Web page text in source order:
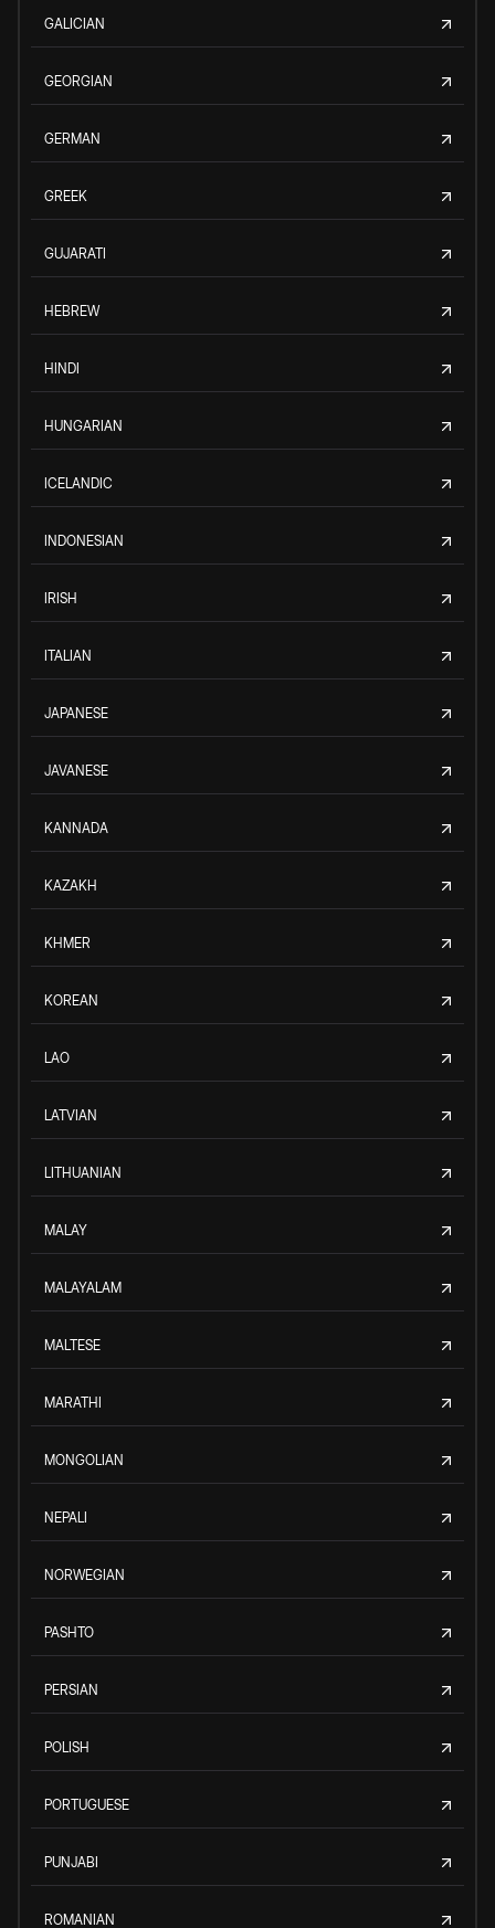
GALICIAN
GEORGIAN
GERMAN
GREEK
GUJARATI
HEBREW
HINDI
HUNGARIAN
ICELANDIC
INDONESIAN
IRISH
ITALIAN
JAPANESE
JAVANESE
KANNADA
KAZAKH
KHMER
KOREAN
LAO
LATVIAN
LITHUANIAN
MALAY
MALAYALAM
MALTESE
MARATHI
MONGOLIAN
NEPALI
NORWEGIAN
PASHTO
PERSIAN
POLISH
PORTUGUESE
PUNJABI
ROMANIAN